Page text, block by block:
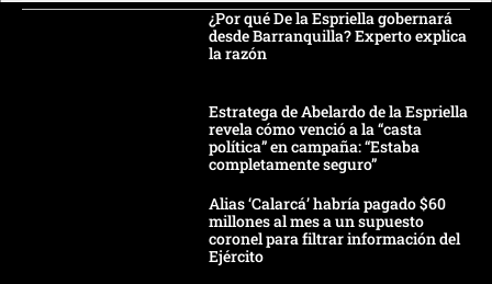
¿Por qué De la Espriella gobernará
desde Barranquilla? Experto explica
la razón
Estratega de Abelardo de la Espriella
revela cómo venció a la “casta
política” en campaña: “Estaba
completamente seguro”
Alias ‘Calarcá’ habría pagado $60
millones al mes a un supuesto
coronel para filtrar información del
Ejército